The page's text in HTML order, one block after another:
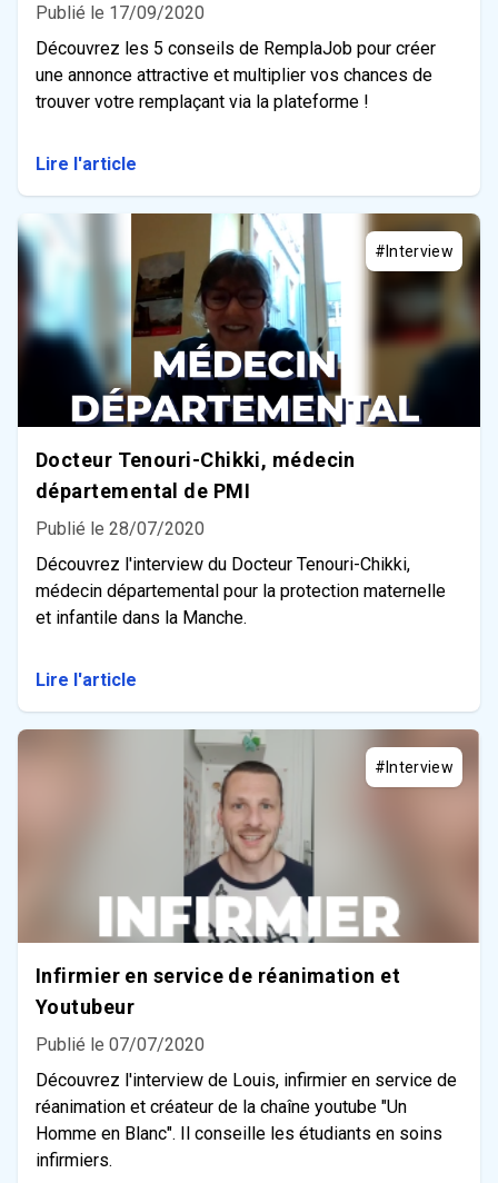
Publié le 17/09/2020
Découvrez les 5 conseils de RemplaJob pour créer
une annonce attractive et multiplier vos chances de
trouver votre remplaçant via la plateforme !
Lire l'article
#Interview
Docteur Tenouri-Chikki, médecin
départemental de PMI
Publié le 28/07/2020
Découvrez l'interview du Docteur Tenouri-Chikki,
médecin départemental pour la protection maternelle
et infantile dans la Manche.
Lire l'article
#Interview
Infirmier en service de réanimation et
Youtubeur
Publié le 07/07/2020
Découvrez l'interview de Louis, infirmier en service de
réanimation et créateur de la chaîne youtube "Un
Homme en Blanc". Il conseille les étudiants en soins
infirmiers.